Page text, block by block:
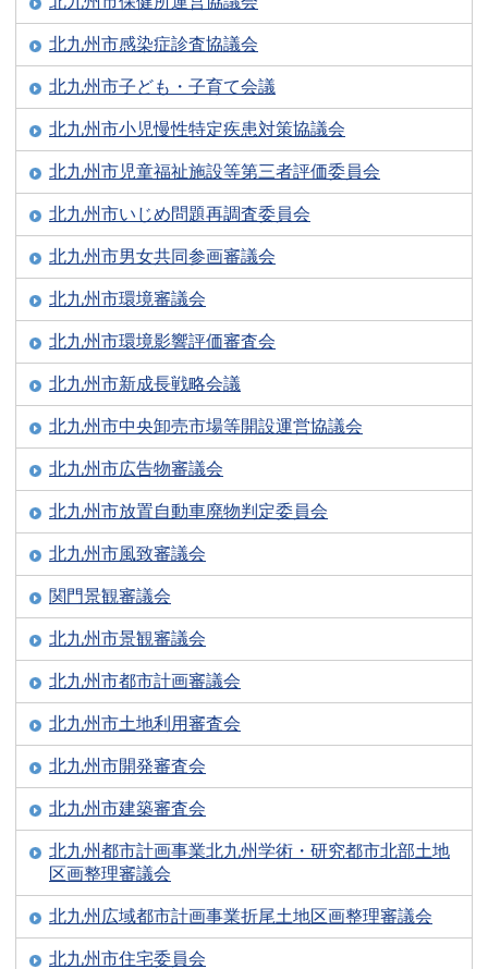
北九州市感染症診査協議会
北九州市子ども・子育て会議
北九州市小児慢性特定疾患対策協議会
北九州市児童福祉施設等第三者評価委員会
北九州市いじめ問題再調査委員会
北九州市男女共同参画審議会
北九州市環境審議会
北九州市環境影響評価審査会
北九州市新成長戦略会議
北九州市中央卸売市場等開設運営協議会
北九州市広告物審議会
北九州市放置自動車廃物判定委員会
北九州市風致審議会
関門景観審議会
北九州市景観審議会
北九州市都市計画審議会
北九州市土地利用審査会
北九州市開発審査会
北九州市建築審査会
北九州都市計画事業北九州学術・研究都市北部土地
区画整理審議会
北九州広域都市計画事業折尾土地区画整理審議会
北九州市住宅委員会